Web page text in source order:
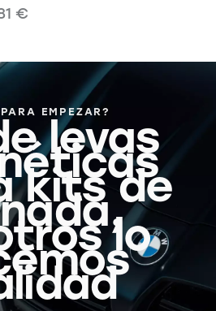
€
EMPEZAR?
levas
kits de
lo